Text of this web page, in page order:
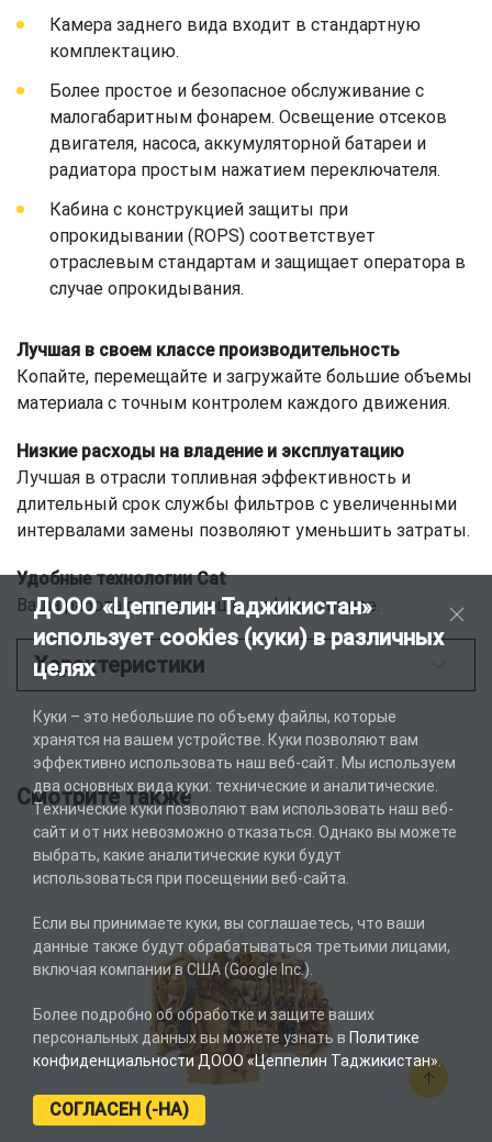
Камера заднего вида входит в стандартную
комплектацию.
Более простое и безопасное обслуживание с
малогабаритным фонарем. Освещение отсеков
двигателя, насоса, аккумуляторной батареи и
радиатора простым нажатием переключателя.
Кабина с конструкцией защиты при
опрокидывании (ROPS) соответствует
отраслевым стандартам и защищает оператора в
случае опрокидывания.
Лучшая в своем классе производительность
Копайте, перемещайте и загружайте большие объемы
материала с точным контролем каждого движения.
Низкие расходы на владение и эксплуатацию
Лучшая в отрасли топливная эффективность и
длительный срок службы фильтров с увеличенными
интервалами замены позволяют уменьшить затраты.
Удобные технологии Cat
Ваша работа станет проще и эффективнее.
Характеристики
Смотрите также
ДООО «Цеппелин Таджикистан»
использует cookies (куки) в различных
целях
Куки – это небольшие по объему файлы, которые
хранятся на вашем устройстве. Куки позволяют вам
эффективно использовать наш веб-сайт. Мы используем
два основных вида куки: технические и аналитические.
Технические куки позволяют вам использовать наш веб-
сайт и от них невозможно отказаться. Однако вы можете
выбрать, какие аналитические куки будут
использоваться при посещении веб-сайта.
Если вы принимаете куки, вы соглашаетесь, что ваши
данные также будут обрабатываться третьими лицами,
включая компании в США (Google Inc.).
Более подробно об обработке и защите ваших
персональных данных вы можете узнать в Политике
конфиденциальности ДООО «Цеппелин Таджикистан».
СОГЛАСЕН (-НА)